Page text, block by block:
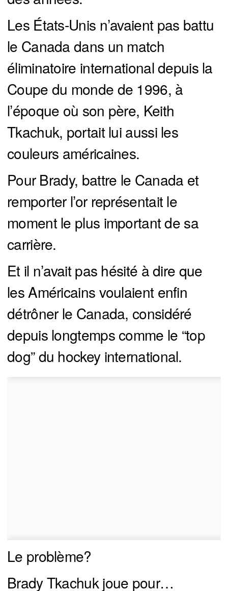
Les États-Unis n’avaient pas battu
le Canada dans un match
éliminatoire international depuis la
Coupe du monde de 1996, à
l’époque où son père, Keith
Tkachuk, portait lui aussi les
couleurs américaines.
Pour Brady, battre le Canada et
remporter l’or représentait le
moment le plus important de sa
carrière.
Et il n’avait pas hésité à dire que
les Américains voulaient enfin
détrôner le Canada, considéré
depuis longtemps comme le “top
dog” du hockey international.
Le problème?
Brady Tkachuk joue pour…